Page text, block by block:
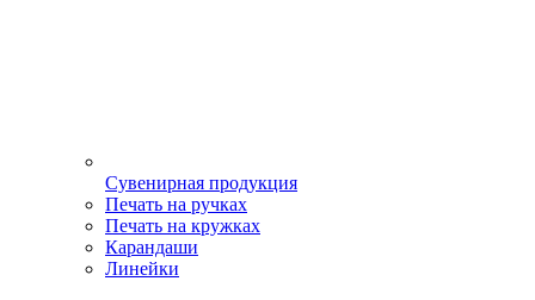
Сувенирная продукция
Печать на ручках
Печать на кружках
Карандаши
Линейки